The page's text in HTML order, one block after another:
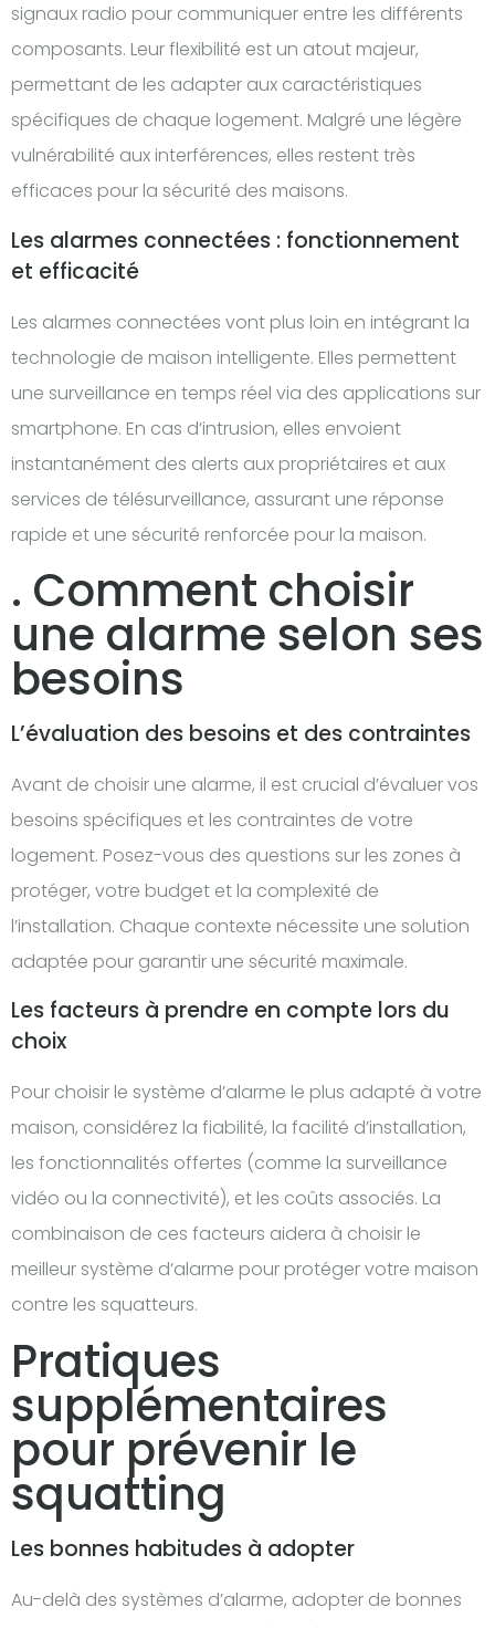
signaux radio pour communiquer entre les différents
composants. Leur flexibilité est un atout majeur,
permettant de les adapter aux caractéristiques
spécifiques de chaque logement. Malgré une légère
vulnérabilité aux interférences, elles restent très
efficaces pour la sécurité des maisons.
Les alarmes connectées : fonctionnement
et efficacité
Les alarmes connectées vont plus loin en intégrant la
technologie de maison intelligente. Elles permettent
une surveillance en temps réel via des applications sur
smartphone. En cas d’intrusion, elles envoient
instantanément des alerts aux propriétaires et aux
services de télésurveillance, assurant une réponse
rapide et une sécurité renforcée pour la maison.
. Comment choisir
une alarme selon ses
besoins
L’évaluation des besoins et des contraintes
Avant de choisir une alarme, il est crucial d’évaluer vos
besoins spécifiques et les contraintes de votre
logement. Posez-vous des questions sur les zones à
protéger, votre budget et la complexité de
l’installation. Chaque contexte nécessite une solution
adaptée pour garantir une sécurité maximale.
Les facteurs à prendre en compte lors du
choix
Pour choisir le système d’alarme le plus adapté à votre
maison, considérez la fiabilité, la facilité d’installation,
les fonctionnalités offertes (comme la surveillance
vidéo ou la connectivité), et les coûts associés. La
combinaison de ces facteurs aidera à choisir le
meilleur système d’alarme pour protéger votre maison
contre les squatteurs.
Pratiques
supplémentaires
pour prévenir le
squatting
Les bonnes habitudes à adopter
Au-delà des systèmes d’alarme, adopter de bonnes